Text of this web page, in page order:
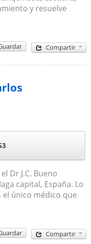
y resuelve
Compartir
Dr J.C. Bueno
capital, España. Lo
único médico que
Compartir